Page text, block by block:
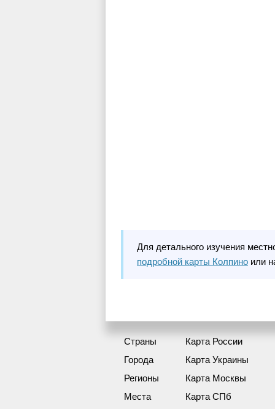
Для детального изучения
подробной карты Колпино или
Страны
Города
Регионы
Места
Карта России
Карта Украины
Карта Москвы
Карта СПб